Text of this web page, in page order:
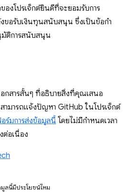
องโปรเจ็กต์ยินดีที่จะยอมรับการ
ขอรับเงินทุนสนับสนุน ซึ่งเป็นข้อกํา
มัติการสนับสนุน
อกสารสั้นๆ ที่อธิบายสิ่งที่คุณเสนอ
ามารถแจ้งปัญหา GitHub ในโปรเจ็กต์
ร์มการส่งข้อมูลนี้ โดยไม่มีกำหนดเวลา
ต่อเนื่อง
ลนี้มีประโยชน์ไหม